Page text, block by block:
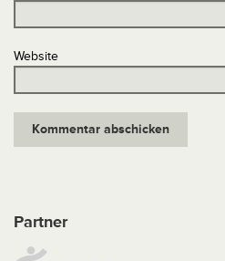
Website
Partner